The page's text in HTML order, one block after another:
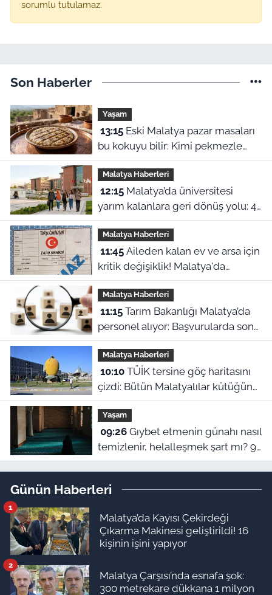
sorumlu tutulamaz.
Son Haberler
Yaşam
13:15Eski Malatya pazar masaları
bu kokuyu bilir: Kimi pekmezle
yedi kimi yağla, işte o harle
Malatya Haberleri
12:15Malatya’da üniversitesi
yarım kalanlara geri dönüş yolu: 4
aylık başvuru süresi başladı!
Malatya Haberleri
11:45Aileden kalan ev ve arsa için
kritik değişiklik! Malatya'da
mirasçılar ne yapacak?
Malatya Haberleri
11:15Tarım Bakanlığı Malatya’da
personel alıyor: Başvurularda son
gün bugün!
Malatya Haberleri
10:10TÜİK tersine göç haritasını
çizdi: Bütün Malatyalılar kütüğüne
dönse Doğu’nun megakenti
oluyor!
Yaşam
09:26Gıybet etmenin günahı nasıl
temizlenir, helalleşmek şart mı? 9
Ağustos Malatya ezan vakitleri
Günün Haberleri
Malatya’da Kayısı Çekirdeği
Çıkarma Makinesi geliştirildi! 16
kişinin işini yapıyor
1
Malatya Çarşısı’nda esnafa şok:
300 metrekare dükkana 1 milyon
2